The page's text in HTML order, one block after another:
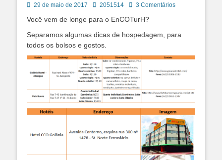
Posted
29 de maio de 2017 Autor:2051514 3 Comentários
Você vem de longe para o EnCOTurH?
Separamos algumas dicas de hospedagem, para
todos os bolsos e gostos.